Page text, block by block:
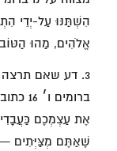
הִשְׁתַּנּוּ עַל-יְדֵי
אֱלֹהִים, מַהוּ הַטּוֹב
3. דע שאם תרצה
אֶת עַצְמְכֶם
שֶׁאַתֶּם מְצַּיְּתִים —